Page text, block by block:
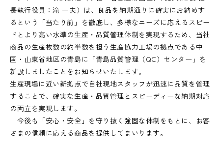
長執行役員：滝 一夫）は、良品を納期通りに確実にお納めす
るという「当たり前」を徹底し、多様なニーズに応えるスピー
ドとより高い水準の生産・品質管理体制を実現するため、当社
商品の生産枚数の約半数を担う生産協力工場の拠点である中
国・山東省地区の青島に「青島品質管理（QC）センター」を
新設しましたことをお知らせいたします。
生産現場に近い新拠点で自社現地スタッフが迅速に品質を管理
することで、確実な生産・品質管理とスピーディーな納期対応
の両立を実現します。
今後も「安心・安全」を守り抜く強固な体制をもとに、お客
さまの信頼に応える商品を提供してまいります。